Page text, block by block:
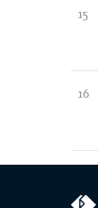
15
16